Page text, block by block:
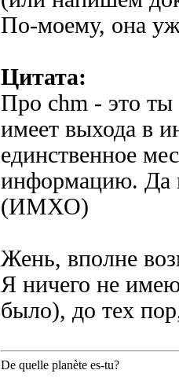
По-моему, она
Цитата:
Про chm - это ты
имеет выхода в
единственное
информацию. Да
(ИМХО)
Жень, вполне
Я ничего не
было), до тех
De quelle planète es-tu?